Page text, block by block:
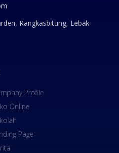
Rangkasbitung, Lebak-
Profile
Online
Page